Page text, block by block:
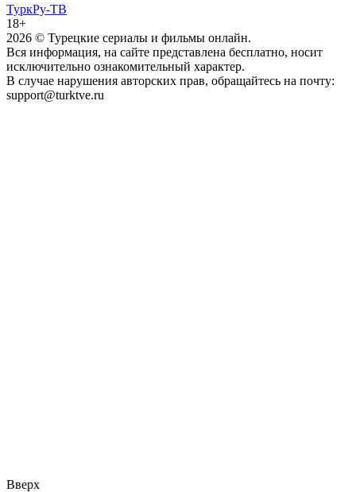
ТуркРу-ТВ
18+
2026 © Турецкие сериалы и фильмы онлайн.
Вся информация, на сайте представлена бесплатно, носит
исключительно ознакомительный характер.
В случае нарушения авторских прав, обращайтесь на почту:
support@turktve.ru
Вверх